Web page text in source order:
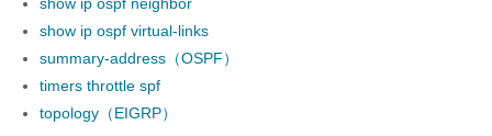
show ip ospf virtual-links
summary-address（OSPF）
timers throttle spf
topology（EIGRP）